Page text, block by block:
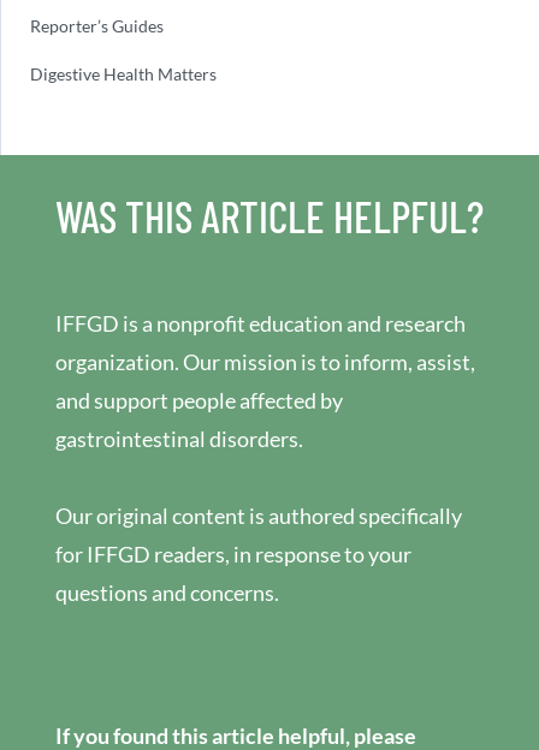
Reporter’s Guides
Digestive Health Matters
WAS THIS ARTICLE HELPFUL?
IFFGD is a nonprofit education and research
organization. Our mission is to inform, assist,
and support people affected by
gastrointestinal disorders.
Our original content is authored specifically
for IFFGD readers, in response to your
questions and concerns.
If you found this article helpful, please